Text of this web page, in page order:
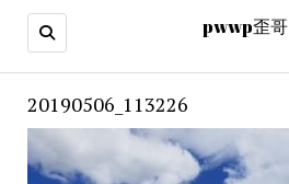
pwwp歪哥
20190506_113226